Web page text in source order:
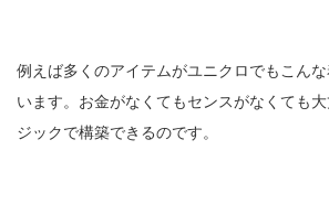
例えば多くのアイテムがユニクロでもこん
います。お金がなくてもセンスがなくても
ジックで構築できるのです。